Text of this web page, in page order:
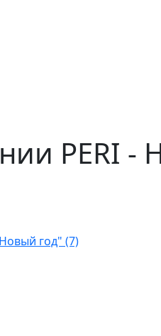
PERI -
год" (7)